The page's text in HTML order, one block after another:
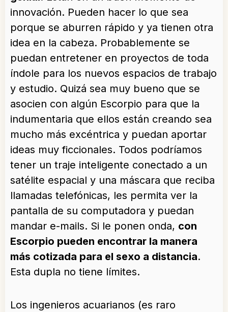
innovación. Pueden hacer lo que sea
porque se aburren rápido y ya tienen otra
idea en la cabeza. Probablemente se
puedan entretener en proyectos de toda
índole para los nuevos espacios de trabajo
y estudio. Quizá sea muy bueno que se
asocien con algún Escorpio para que la
indumentaria que ellos están creando sea
mucho más excéntrica y puedan aportar
ideas muy ficcionales. Todos podríamos
tener un traje inteligente conectado a un
satélite espacial y una máscara que reciba
llamadas telefónicas, les permita ver la
pantalla de su computadora y puedan
mandar e-mails. Si le ponen onda, con
Escorpio pueden encontrar la manera
más cotizada para el sexo a distancia.
Esta dupla no tiene límites.
Los ingenieros acuarianos (es raro